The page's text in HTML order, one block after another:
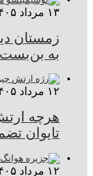
۱۳ مرداد ۱۴۰۵
زمستان
به
۱۲ مرداد ۱۴۰۵
هرچه
تایوان
۱۲ مرداد ۱۴۰۵